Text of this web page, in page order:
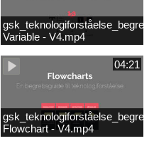
Variable - V4.mp4
04:21
Flowchart - V4.mp4